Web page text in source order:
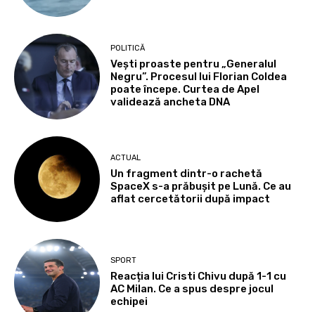
POLITICĂ
Vești proaste pentru „Generalul
Negru”. Procesul lui Florian Coldea
poate începe. Curtea de Apel
validează ancheta DNA
ACTUAL
Un fragment dintr-o rachetă
SpaceX s-a prăbușit pe Lună. Ce au
aflat cercetătorii după impact
SPORT
Reacția lui Cristi Chivu după 1-1 cu
AC Milan. Ce a spus despre jocul
echipei